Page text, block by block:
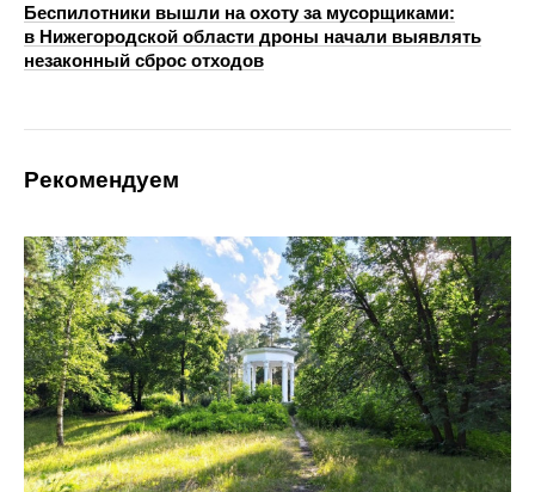
Беспилотники вышли на охоту за мусорщиками:
в Нижегородской области дроны начали выявлять
незаконный сброс отходов
Рекомендуем